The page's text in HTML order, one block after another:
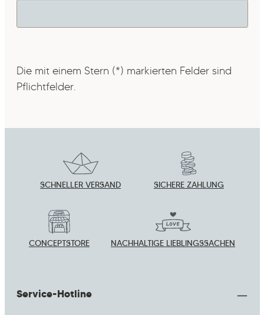
Die mit einem Stern (*) markierten Felder sind
Pflichtfelder.
SCHNELLER VERSAND SICHERE ZAHLUNG
CONCEPTSTORE NACHHALTIGE LIEBLINGSSACHEN
Service-Hotline